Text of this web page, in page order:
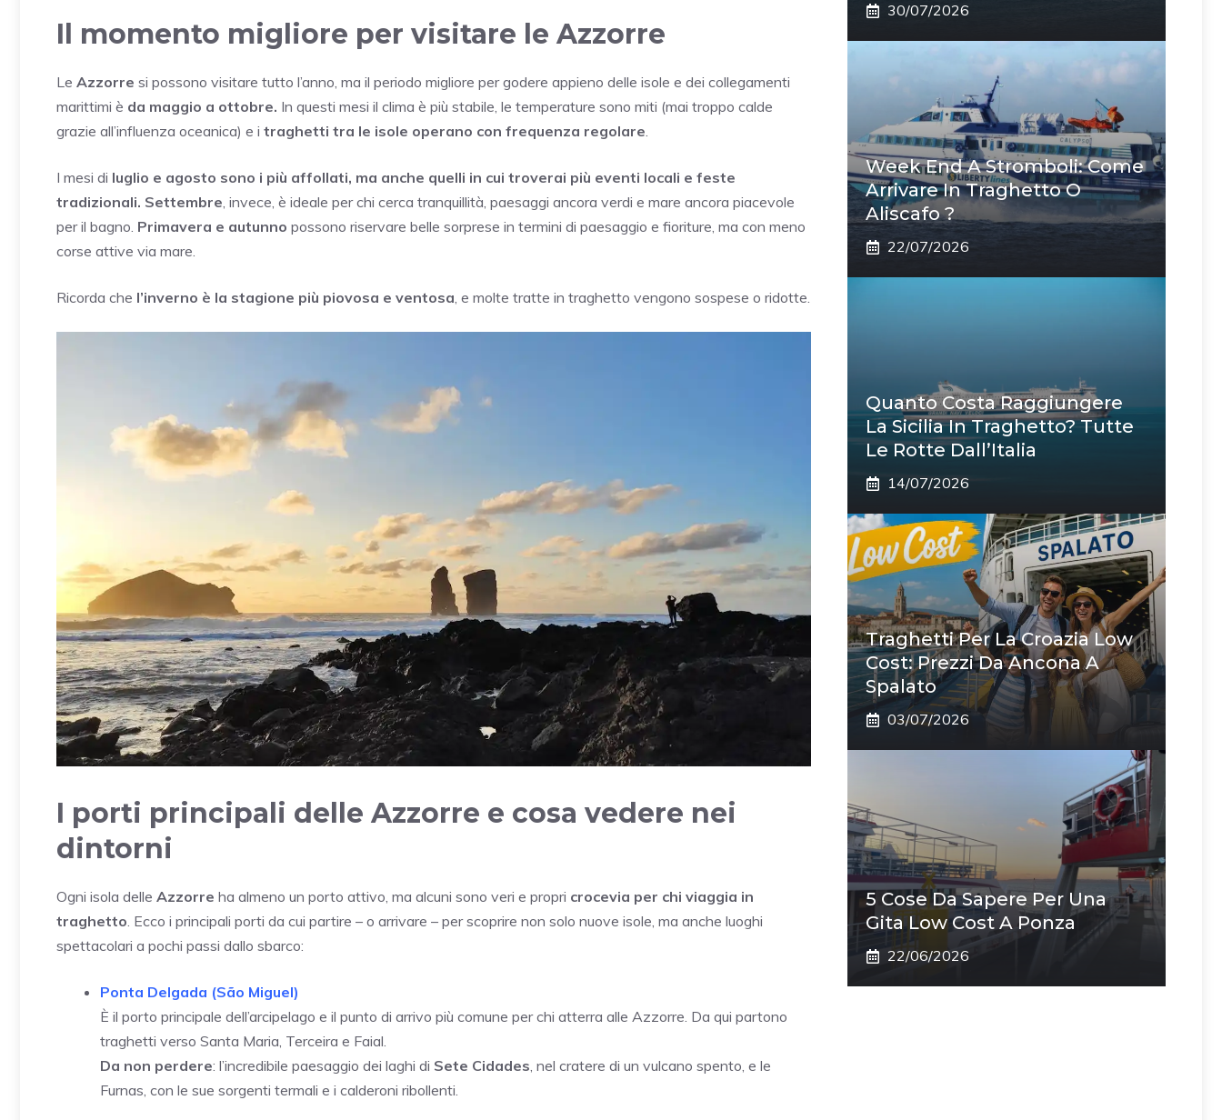
Il momento migliore per visitare le Azzorre
Le Azzorre si possono visitare tutto l’anno, ma il periodo migliore per godere appieno delle isole e dei collegamenti
marittimi è da maggio a ottobre. In questi mesi il clima è più stabile, le temperature sono miti (mai troppo calde
grazie all’influenza oceanica) e i traghetti tra le isole operano con frequenza regolare
I mesi di luglio e agosto sono i più affollati, ma anche quelli in cui troverai più eventi locali e feste
tradizionali. Settembre , invece, è ideale per chi cerca tranquillità, paesaggi ancora verdi e mare ancora piacevole
per il bagno. Primavera e autunno possono riservare belle sorprese in termini di paesaggio e fioriture, ma con meno
corse attive via mare.
Ricorda che l’inverno è la stagione più piovosa e ventosa , e molte tratte in traghetto vengono sospese o ridotte.
I porti principali delle Azzorre e cosa vedere nei
dintorni
Ogni isola delle Azzorre ha almeno un porto attivo, ma alcuni sono veri e propri crocevia per chi viaggia in
traghetto . Ecco i principali porti da cui partire – o arrivare – per scoprire non solo nuove isole, ma anche luoghi
spettacolari a pochi passi dallo sbarco:
Ponta Delgada (São Miguel)
È il porto principale dell’arcipelago e il punto di arrivo più comune per chi atterra alle Azzorre. Da qui partono
traghetti verso Santa Maria, Terceira e Faial.
Da non perdere: l’incredibile paesaggio dei laghi di Sete Cidades , nel cratere di un vulcano spento, e le
Furnas, con le sue sorgenti termali e i calderoni ribollenti.
30/07/2026
Week End A Stromboli: Come
Arrivare In Traghetto O
Aliscafo ?
22/07/2026
Quanto Costa Raggiungere
La Sicilia In Traghetto? Tutte
Le Rotte Dall’Italia
14/07/2026
Traghetti Per La Croazia Low
Cost: Prezzi Da Ancona A
Spalato
03/07/2026
5 Cose Da Sapere Per Una
Gita Low Cost A Ponza
22/06/2026